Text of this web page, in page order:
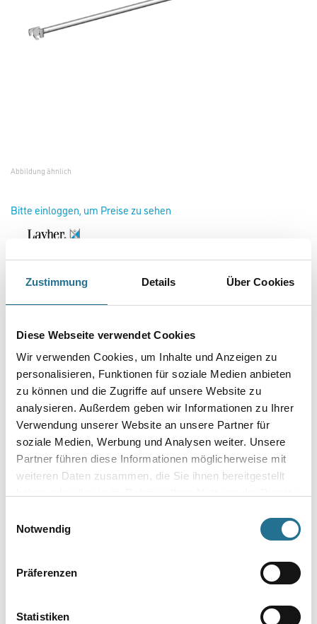
Zustimmung Details Über Cookies
Diese Webseite verwendet Cookies
Wir verwenden Cookies, um Inhalte und Anzeigen zu
personalisieren, Funktionen für soziale Medien anbieten
zu können und die Zugriffe auf unsere Website zu
analysieren. Außerdem geben wir Informationen zu Ihrer
Verwendung unserer Website an unsere Partner für
soziale Medien, Werbung und Analysen weiter. Unsere
Partner führen diese Informationen möglicherweise mit
weiteren Daten zusammen, die Sie ihnen bereitgestellt
Notwendig
Präferenzen
Statistiken
Abbildung ähnlich
Bitte einloggen, um Preise zu sehen
Art-Nr.:4056-001534
Umrechnungsfaktoren
- Material: Aluminium